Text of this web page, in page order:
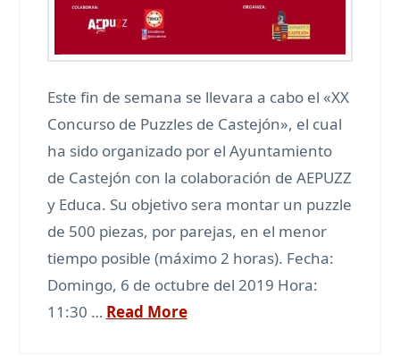
Este fin de semana se llevara a cabo el «XX
Concurso de Puzzles de Castejón», el cual
ha sido organizado por el Ayuntamiento
de Castejón con la colaboración de AEPUZZ
y Educa. Su objetivo sera montar un puzzle
de 500 piezas, por parejas, en el menor
tiempo posible (máximo 2 horas). Fecha:
Domingo, 6 de octubre del 2019 Hora:
11:30 … Read More